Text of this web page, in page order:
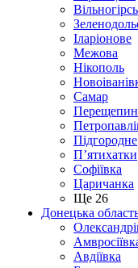
Іларіонове
Межова
Нікополь
Самар
Підгородне
П’ятихатки
Софіївка
Царичанка
Ще 26
Донецька
Авдіївка